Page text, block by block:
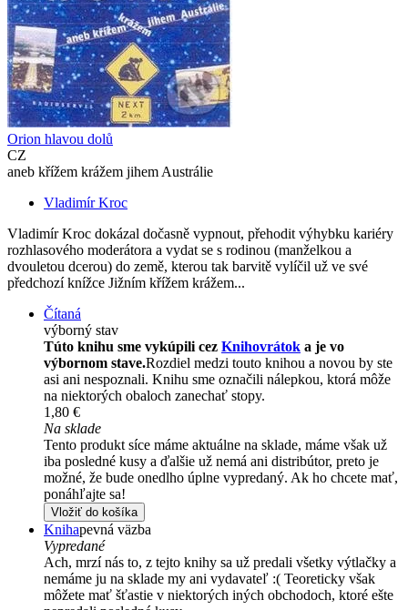
Orion hlavou dolů
CZ
aneb křížem krážem jihem Austrálie
Vladimír Kroc
Vladimír Kroc dokázal dočasně vypnout, přehodit výhybku kariéry
rozhlasového moderátora a vydat se s rodinou (manželkou a
dvouletou dcerou) do země, kterou tak barvitě vylíčil už ve své
předchozí knížce Jižním křížem krážem...
Čítaná
výborný stav
Túto knihu sme vykúpili cez Knihovrátok a je vo
výbornom stave.Rozdiel medzi touto knihou a novou by ste
asi ani nespoznali. Knihu sme označili nálepkou, ktorá môže
na niektorých obaloch zanechať stopy.
1,80 €
Na sklade
Tento produkt síce máme aktuálne na sklade, máme však už
iba posledné kusy a ďalšie už nemá ani distribútor, preto je
možné, že bude onedlho úplne vypredaný. Ak ho chcete mať,
ponáhľajte sa!
Vložiť do košíka
Knihapevná väzba
Vypredané
Ach, mrzí nás to, z tejto knihy sa už predali všetky výtlačky a
nemáme ju na sklade my ani vydavateľ :( Teoreticky však
môžete mať šťastie v niektorých iných obchodoch, ktoré ešte